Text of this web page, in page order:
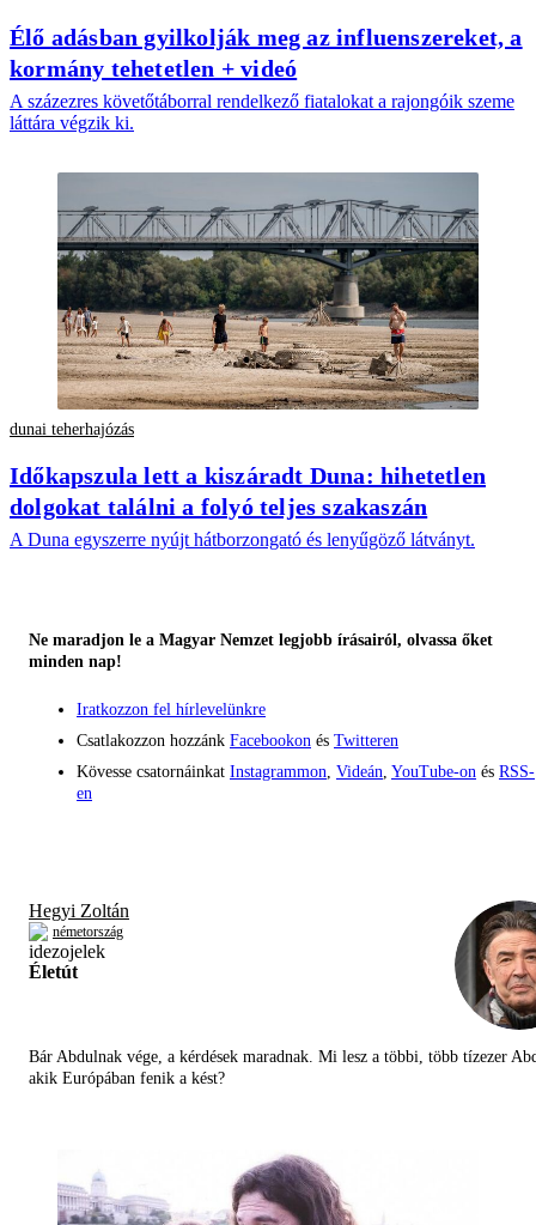
Élő adásban gyilkolják meg az influenszereket, a
kormány tehetetlen + videó
A százezres követőtáborral rendelkező fiatalokat a rajongóik szeme
láttára végzik ki.
dunai teherhajózás
Időkapszula lett a kiszáradt Duna: hihetetlen
dolgokat találni a folyó teljes szakaszán
A Duna egyszerre nyújt hátborzongató és lenyűgöző látványt.
Ne maradjon le a Magyar Nemzet legjobb írásairól, olvassa őket
minden nap!
Iratkozzon fel hírlevelünkre
Csatlakozzon hozzánk Facebookon és Twitteren
Kövesse csatornáinkat Instagrammon, Videán, YouTube-on és RSS-
en
Hegyi Zoltán
németország
Életút
Bár Abdulnak vége, a kérdések maradnak. Mi lesz a többi, több tízezer
akik Európában fenik a kést?